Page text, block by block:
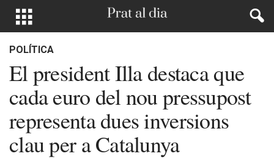
POLÍTICA
El president Illa destaca que
cada euro del nou pressupost
representa dues inversions
clau per a Catalunya